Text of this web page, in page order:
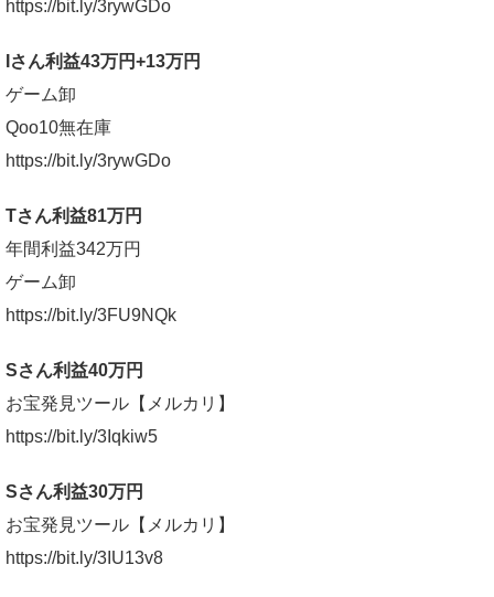
https://bit.ly/3rywGDo
Iさん利益43万円+13万円
ゲーム卸
Qoo10無在庫
https://bit.ly/3rywGDo
Tさん利益81万円
年間利益342万円
ゲーム卸
https://bit.ly/3FU9NQk
Sさん利益40万円
お宝発見ツール【メルカリ】
https://bit.ly/3Iqkiw5
Sさん利益30万円
お宝発見ツール【メルカリ】
https://bit.ly/3IU13v8